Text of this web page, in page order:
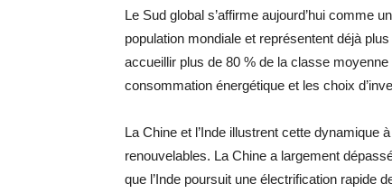
Le Sud global s’affirme aujourd’hui comme
population mondiale et représentent déjà
accueillir plus de 80 % de la classe
consommation énergétique et les choix
La Chine et l’Inde illustrent cette
renouvelables. La Chine a largement
que l’Inde poursuit une électrification rapide